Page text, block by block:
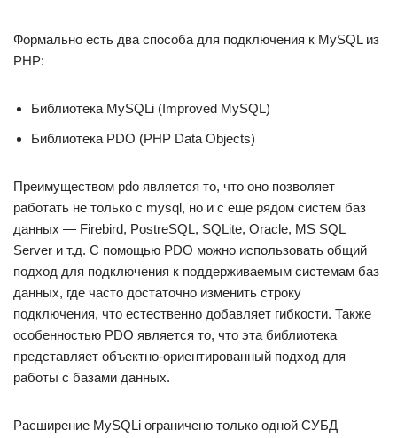
Формально есть два способа для подключения к MySQL из
PHP:
Библиотека MySQLi (Improved MySQL)
Библиотека PDO (PHP Data Objects)
Преимуществом pdo является то, что оно позволяет
работать не только с mysql, но и с еще рядом систем баз
данных — Firebird, PostreSQL, SQLite, Oracle, MS SQL
Server и т.д. С помощью PDO можно использовать общий
подход для подключения к поддерживаемым системам баз
данных, где часто достаточно изменить строку
подключения, что естественно добавляет гибкости. Также
особенностью PDO является то, что эта библиотека
представляет объектно-ориентированный подход для
работы с базами данных.
Расширение MySQLi ограничено только одной СУБД —